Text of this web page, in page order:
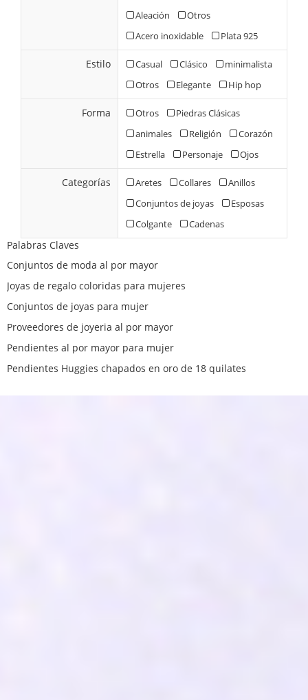
Aleación
Otros
Acero inoxidable
Plata 925
Estilo Casual Clásico
minimalista
Otros
Elegante Hip hop
Forma Otros
Piedras Clásicas
animales
Religión
Corazón
Estrella
Personaje Ojos
Categorías Aretes Collares
Anillos
Conjuntos de joyas
Esposas
Colgante
Cadenas
Palabras Claves
Conjuntos de moda al por mayor
Joyas de regalo coloridas para mujeres
Conjuntos de joyas para mujer
Proveedores de joyeria al por mayor
Pendientes al por mayor para mujer
Pendientes Huggies chapados en oro de 18 quilates